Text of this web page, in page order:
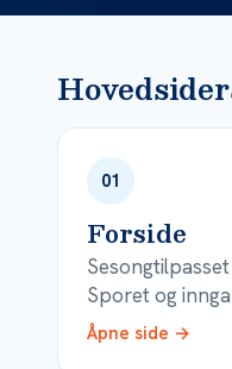
Hovedsider
01
Forside
Sporet og
Åpne side →